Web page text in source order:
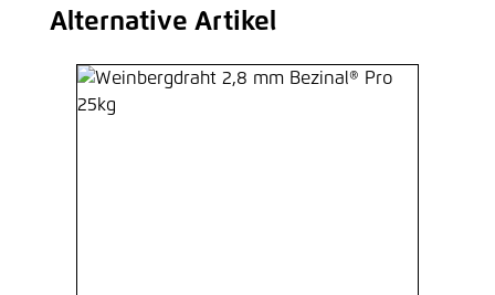
Produktgalerie überspringen
Alternative Artikel